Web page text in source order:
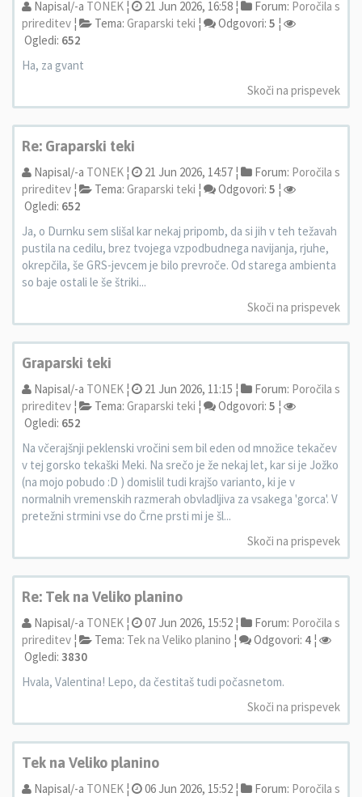
Napisal/-a TONEK ¦ 21 Jun 2026, 16:58 ¦ Forum: Poročila s
prireditev ¦ Tema: Graparski teki ¦ Odgovori: 5 ¦
Ogledi: 652
Ha, za gvant
Skoči na prispevek
Re: Graparski teki
Napisal/-a TONEK ¦ 21 Jun 2026, 14:57 ¦ Forum: Poročila s
prireditev ¦ Tema: Graparski teki ¦ Odgovori: 5 ¦
Ogledi: 652
Ja, o Durnku sem slišal kar nekaj pripomb, da si jih v teh težavah
pustila na cedilu, brez tvojega vzpodbudnega navijanja, rjuhe,
okrepčila, še GRS-jevcem je bilo prevroče. Od starega ambienta
so baje ostali le še štriki...
Skoči na prispevek
Graparski teki
Napisal/-a TONEK ¦ 21 Jun 2026, 11:15 ¦ Forum: Poročila s
prireditev ¦ Tema: Graparski teki ¦ Odgovori: 5 ¦
Ogledi: 652
Na včerajšnji peklenski vročini sem bil eden od množice tekačev
v tej gorsko tekaški Meki. Na srečo je že nekaj let, kar si je Jožko
(na mojo pobudo :D ) domislil tudi krajšo varianto, ki je v
normalnih vremenskih razmerah obvladljiva za vsakega 'gorca'. V
pretežni strmini vse do Črne prsti mi je šl...
Skoči na prispevek
Re: Tek na Veliko planino
Napisal/-a TONEK ¦ 07 Jun 2026, 15:52 ¦ Forum: Poročila s
prireditev ¦ Tema: Tek na Veliko planino ¦ Odgovori: 4 ¦
Ogledi: 3830
Hvala, Valentina! Lepo, da čestitaš tudi počasnetom.
Skoči na prispevek
Tek na Veliko planino
Napisal/-a TONEK ¦ 06 Jun 2026, 15:52 ¦ Forum: Poročila s